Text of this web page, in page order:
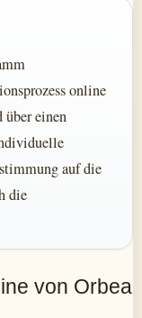
online
über einen
auf die
die
von Orbea